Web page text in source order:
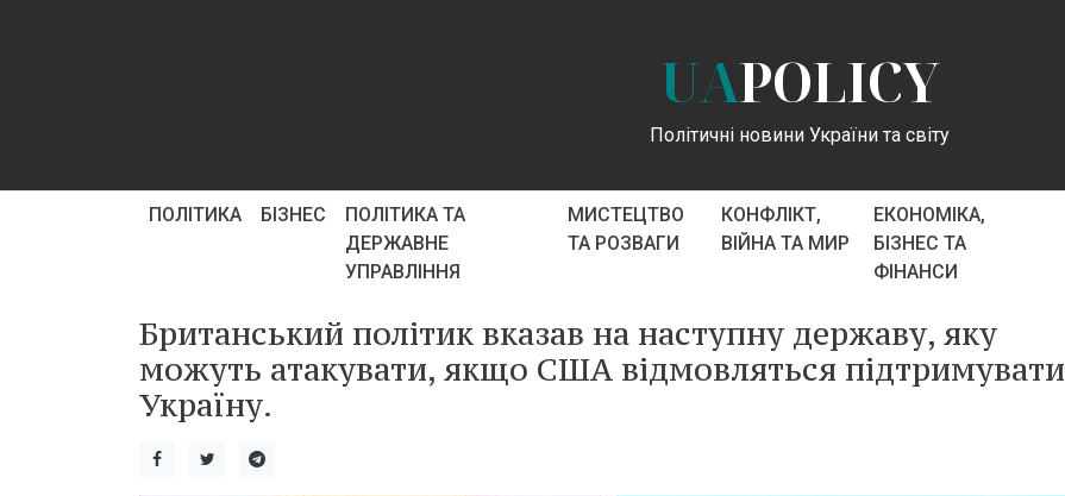
UAPOLICY
Політичні новини України та світу
ПОЛІТИКА БІЗНЕС
ПОЛІТИКА ТА
ДЕРЖАВНЕ
УПРАВЛІННЯ
МИСТЕЦТВО
ТА РОЗВАГИ
КОНФЛІКТ,
ВІЙНА ТА МИР
ЕКОНОМІКА,
БІЗНЕС ТА
ФІНАНСИ
Британський політик вказав на наступну державу, яку
можуть атакувати, якщо США відмовляться підтримувати
Україну.